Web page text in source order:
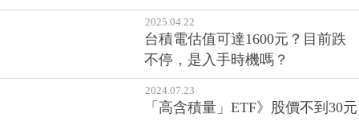
2025.04.22
台積電估值可達1600元？目前跌
不停，是入手時機嗎？
2024.07.23
「高含積量」ETF》股價不到30元